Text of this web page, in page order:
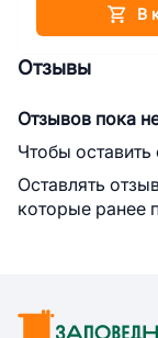
В
Отзывы
Отзывов пока
Чтобы
Оставлять
которые ранее